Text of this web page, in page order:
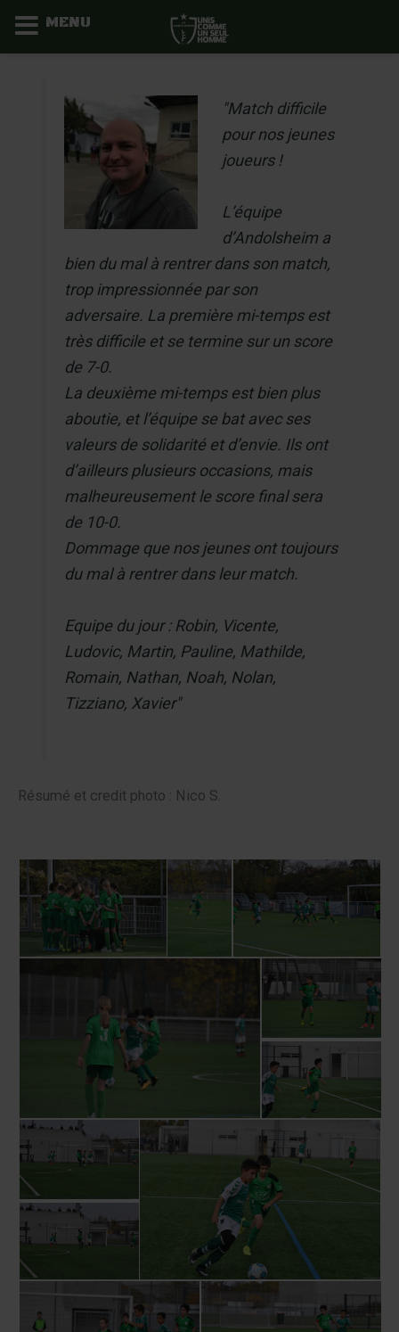
"Match difficile
pour nos jeunes
joueurs !
L’équipe
d’Andolsheim a
bien du mal à rentrer dans son match,
trop impressionnée par son
adversaire. La première mi-temps est
très difficile et se termine sur un score
de 7-0.
La deuxième mi-temps est bien plus
aboutie, et l’équipe se bat avec ses
valeurs de solidarité et d’envie. Ils ont
d’ailleurs plusieurs occasions, mais
malheureusement le score final sera
de 10-0.
Dommage que nos jeunes ont toujours
du mal à rentrer dans leur match.
Equipe du jour : Robin, Vicente,
Ludovic, Martin, Pauline, Mathilde,
Romain, Nathan, Noah, Nolan,
Tizziano, Xavier"
Résumé et credit photo : Nico S.
MENU